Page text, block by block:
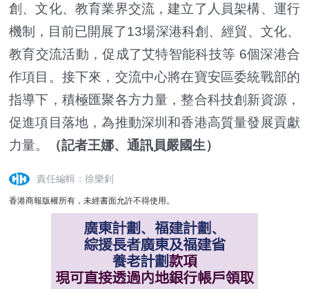
創、文化、教育業界交流，建立了人員架構、運行
機制，目前已開展了13場深港科創、經貿、文化、
教育交流活動，促成了艾特智能科技等 6個深港合
作項目。接下來，交流中心將在寶安區委統戰部的
指導下，積極匯聚各方力量，整合科技創新資源，
促進項目落地，為推動深圳和香港高質量發展貢獻
力量。
（記者王娜、通訊員嚴國生）
責任編輯：徐樂釗
香港商報版權所有，未經書面允許不得使用。